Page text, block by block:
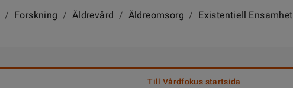
/ Forskning / Äldrevård / Äldreomsorg / Existentiell Ensamhet
Till Vårdfokus startsida